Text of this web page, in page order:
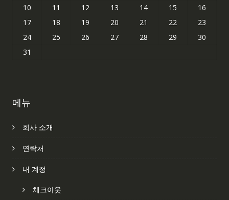
10 11 12 13 14 15
16
17
18 19 20 21 22
23
24
25 26 27 28 29
30
31
메뉴
회사 소개
연락처
내 계정
체크아웃